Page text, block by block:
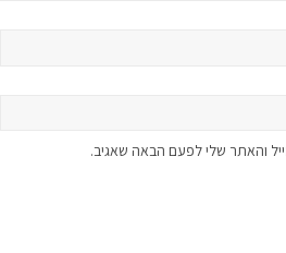
והאתר שלי לפעם הבאה שאגיב.